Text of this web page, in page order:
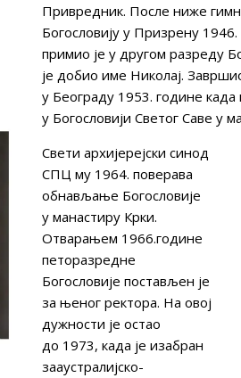
Привредник. После ниже
Богословију у Призрену
примио је у другом разреду
је добио име Николај.
у Београду 1953. године када
у Богословији Светог Саве у
Свети архијерејски синод
СПЦ му 1964. поверава
обнављање Богословије
у манастиру Крки.
Отварањем 1966.године
петоразредне
Богословије постављен је
за њеног ректора. На овој
дужности је остао
до 1973, када је изабран
зааустралијско-